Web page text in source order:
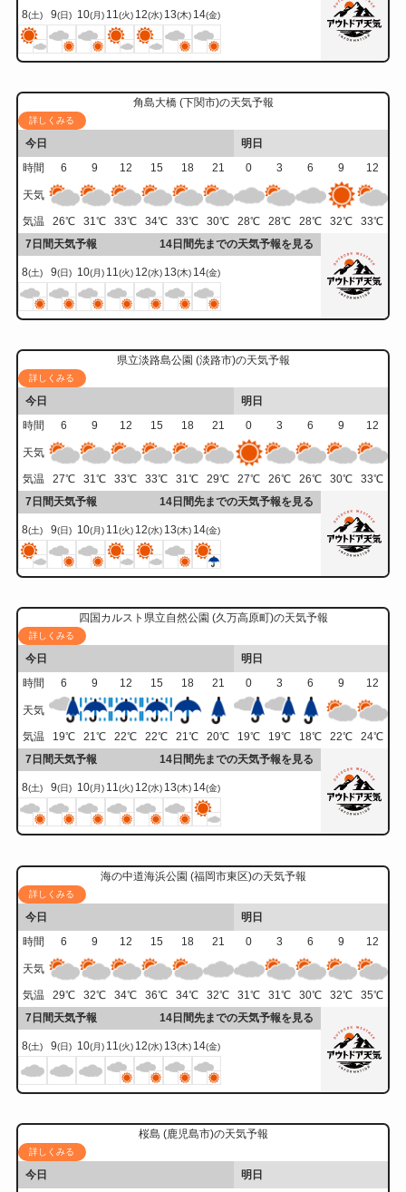
8(土) 9(日) 10(月) 11 (火) 12(水) 13(木) 14(金)
角島大橋 (下関市)の天気予報
詳しくみる
今日
明日
時間
6 9 12 15 18 21 0 3 6 9 12
天気
気温 26℃ 31℃ 33℃ 34℃ 33℃ 30℃ 28℃ 28℃ 28℃ 32℃ 33℃
7日間天気予報
14日間先までの天気予報を見る
8(土) 9(日) 10(月) 11(火) 12(水) 13(木) 14(金)
県立淡路島公園 (淡路市)の天気予報
詳しくみる
今日
明日
時間
6 9 12 15 18 21 0 3 6 9 12
天気
気温 27℃ 31℃ 33℃ 33℃ 31℃ 29℃ 27℃ 26℃ 26℃ 30℃ 33℃
7日間天気予報
14日間先までの天気予報を見る
8(土) 9(日) 10(月) 11(火) 12(水) 13(木) 14(金)
四国カルスト県立自然公園 (久万高原町)の天気予報
詳しくみる
今日
明日
時間
6 9 12 15 18 21 0 3 6 9 12
天気
気温 19℃ 21℃ 22℃ 22℃ 21℃ 20℃ 19℃ 19℃ 18℃ 22℃ 24℃
7日間天気予報
14日間先までの天気予報を見る
8(土) 9(日) 10(月) 11(火) 12(水) 13(木) 14(金)
海の中道海浜公園 (福岡市東区)の天気予報
詳しくみる
今日
明日
時間
6 9 12 15 18 21 0 3 6 9 12
天気
気温 29℃ 32℃ 34℃ 36℃ 34℃ 32℃ 31℃ 31℃ 30℃ 32℃ 35℃
7日間天気予報
14日間先までの天気予報を見る
8(土) 9(日) 10(月) 11 (火) 12(水) 13(木) 14(金)
桜島 (鹿児島市)の天気予報
詳しくみる
今日 明日